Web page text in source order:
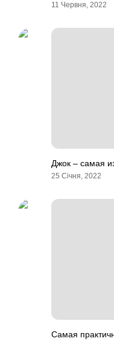
11 Червня, 2022
Джок – самая
25 Січня, 2022
Самая